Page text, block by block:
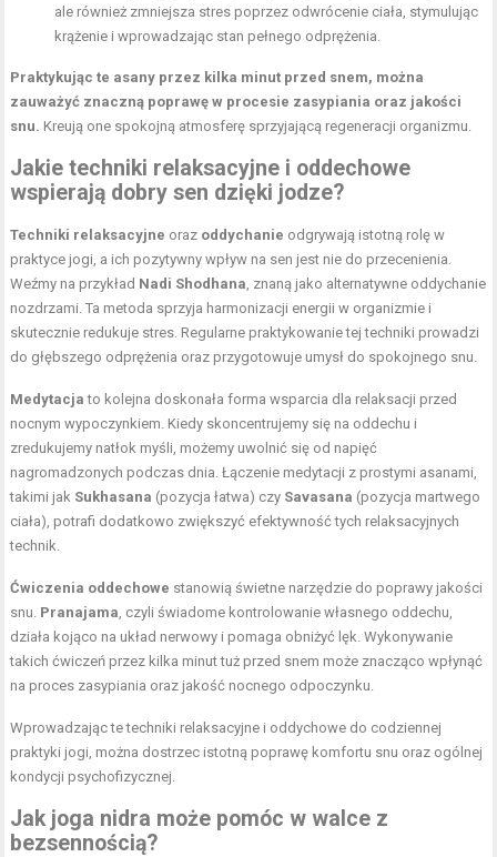
ale również zmniejsza stres poprzez odwrócenie ciała, stymulując
krążenie i wprowadzając stan pełnego odprężenia.
Praktykując te asany przez kilka minut przed snem, można
zauważyć znaczną poprawę w procesie zasypiania oraz jakości
snu. Kreują one spokojną atmosferę sprzyjającą regeneracji organizmu.
Jakie techniki relaksacyjne i oddechowe
wspierają dobry sen dzięki jodze?
Techniki relaksacyjne oraz oddychanie odgrywają istotną rolę w
praktyce jogi, a ich pozytywny wpływ na sen jest nie do przecenienia.
Weźmy na przykład Nadi Shodhana , znaną jako alternatywne oddychanie
nozdrzami. Ta metoda sprzyja harmonizacji energii w organizmie i
skutecznie redukuje stres. Regularne praktykowanie tej techniki prowadzi
do głębszego odprężenia oraz przygotowuje umysł do spokojnego snu.
Medytacja to kolejna doskonała forma wsparcia dla relaksacji przed
nocnym wypoczynkiem. Kiedy skoncentrujemy się na oddechu i
zredukujemy natłok myśli, możemy uwolnić się od napięć
nagromadzonych podczas dnia. Łączenie medytacji z prostymi asanami,
takimi jak Sukhasana (pozycja łatwa) czy Savasana (pozycja martwego
ciała), potrafi dodatkowo zwiększyć efektywność tych relaksacyjnych
technik.
Ćwiczenia oddechowe stanowią świetne narzędzie do poprawy jakości
snu. Pranajama , czyli świadome kontrolowanie własnego oddechu,
działa kojąco na układ nerwowy i pomaga obniżyć lęk. Wykonywanie
takich ćwiczeń przez kilka minut tuż przed snem może znacząco wpłynąć
na proces zasypiania oraz jakość nocnego odpoczynku.
Wprowadzając te techniki relaksacyjne i oddychowe do codziennej
praktyki jogi, można dostrzec istotną poprawę komfortu snu oraz ogólnej
kondycji psychofizycznej.
Jak joga nidra może pomóc w walce z
bezsennością?